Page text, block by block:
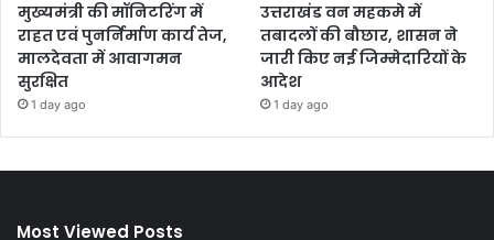
मुख्यमंत्री की मॉनिटरिंग में
राहत एवं पुनर्निर्माण कार्य तेज,
मालदेवता में आवागमन
सुरक्षित
1 day ago
उत्तराखंड वन महकमे में
तबादलों की बौछार, शासन ने
जारी किए नई जिम्मेदारियों के
आदेश
1 day ago
Most Viewed Posts